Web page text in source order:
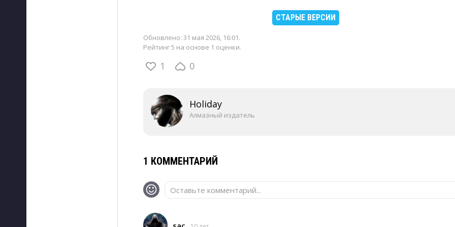
СТАРЫЕ ВЕРСИИ
Обновлено: 31 мая 2026, 16:01.
Рейтинг 5 на основе 1 оценки.
1 0
Holiday
Алмазный издатель
1 КОММЕНТАРИЙ
Оставьте комментарий...